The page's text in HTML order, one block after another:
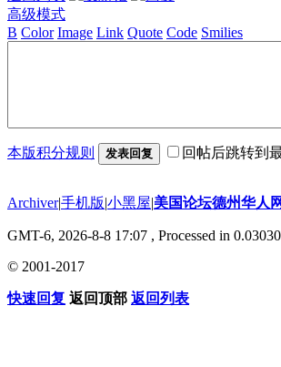
高级模式
B Color Image Link Quote Code Smilies
本版积分规则 发表回复 回帖后跳转到
Archiver|手机版|小黑屋|美国论坛德州华人
GMT-6, 2026-8-8 17:07 , Processed in
© 2001-2017
快速回复 返回顶部 返回列表